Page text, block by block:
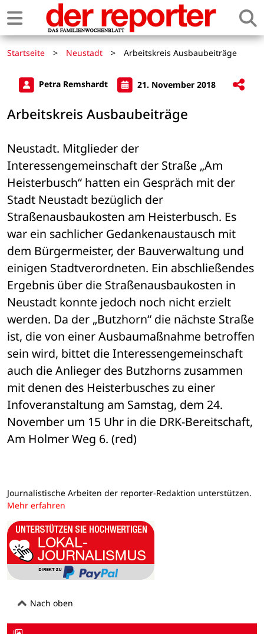
Startseite > Neustadt > Arbeitskreis Ausbaubeiträge
Petra Remshardt 21. November 2018
Arbeitskreis Ausbaubeiträge
Neustadt. Mitglieder der
Interessengemeinschaft der Straße „Am
Heisterbusch“ hatten ein Gespräch mit der
Stadt Neustadt bezüglich der
Straßenausbaukosten am Heisterbusch. Es
war ein sachlicher Gedankenaustausch mit
dem Bürgermeister, der Bauverwaltung und
einigen Stadtverordneten. Ein abschließendes
Ergebnis über die Straßenausbaukosten in
Neustadt konnte jedoch noch nicht erzielt
werden. Da der „Butzhorn“ die nächste Straße
ist, die von einer Ausbaumaßnahme betroffen
sein wird, bittet die Interessengemeinschaft
auch die Anlieger des Butzhorns zusammen
mit denen des Heisterbusches zu einer
Infoveranstaltung am Samstag, dem 24.
November um 15 Uhr in die DRK-Bereitschaft,
Am Holmer Weg 6. (red)
Journalistische Arbeiten der reporter-Redaktion unterstützen.
Mehr erfahren
Nach oben